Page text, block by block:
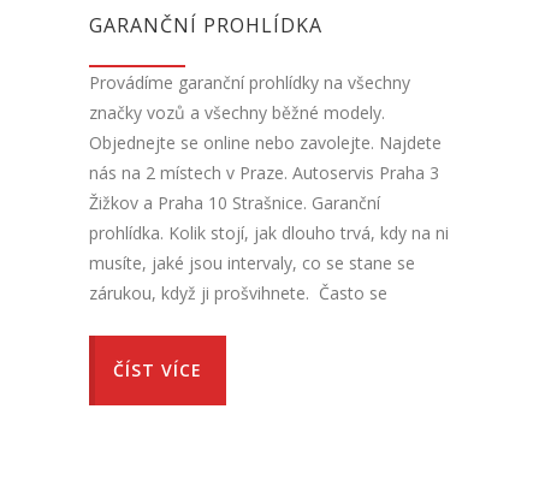
GARANČNÍ PROHLÍDKA
Provádíme garanční prohlídky na všechny
značky vozů a všechny běžné modely.
Objednejte se online nebo zavolejte. Najdete
nás na 2 místech v Praze. Autoservis Praha 3
Žižkov a Praha 10 Strašnice. Garanční
prohlídka. Kolik stojí, jak dlouho trvá, kdy na ni
musíte, jaké jsou intervaly, co se stane se
zárukou, když ji prošvihnete. Často se
ČÍST VÍCE